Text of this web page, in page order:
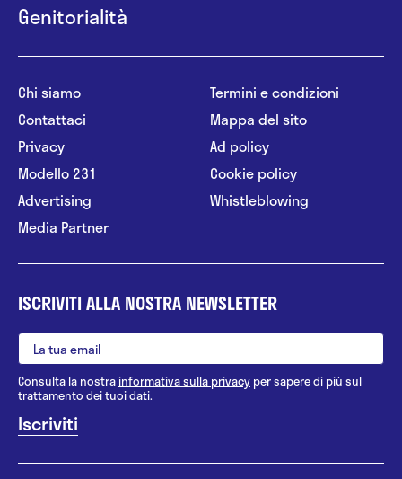
Genitorialità
Chi siamo
Contattaci
Privacy
Modello 231
Advertising
Media Partner
Termini e condizioni
Mappa del sito
Ad policy
Cookie policy
Whistleblowing
ISCRIVITI ALLA NOSTRA NEWSLETTER
Consulta la nostrainformativa sulla privacy per sapere di più sul
trattamento dei tuoi dati.